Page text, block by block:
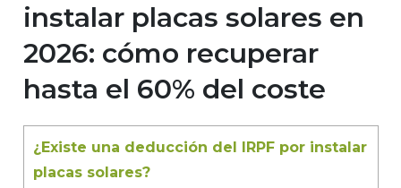
instalar placas solares en
2026: cómo recuperar
hasta el 60% del coste
¿Existe una deducción del IRPF por instalar
placas solares?